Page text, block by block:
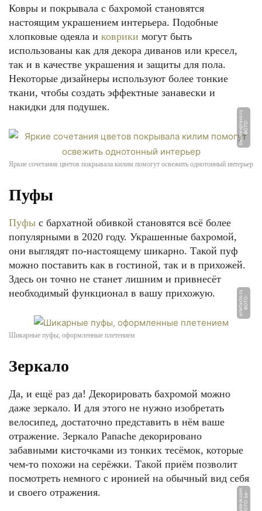
Ковры и покрывала с бахромой становятся
настоящим украшением интерьера. Подобные
хлопковые одеяла и коврики могут быть
использованы как для декора диванов или кресел,
так и в качестве украшения и защиты для пола.
Некоторые дизайнеры используют более тонкие
ткани, чтобы создать эффектные занавески и
накидки для подушек.
Ф
О
Т
О:
b
a
b
ki
e
x
p
r
e
s
s.
r
u
Яркие сочетания цветов покрывала килим помогут освежить однотонный интерьер
Пуфы
Пуфы с бархатной обивкой становятся всё более
популярными в 2020 году. Украшенные бахромой,
они выглядят по-настоящему шикарно. Такой пуф
можно поставить как в гостиной, так и в прихожей.
Здесь он точно не станет лишним и привнесёт
необходимый функционал в вашу прихожую.
Ф
О
Т
О:
a
r
t
e
f
a
c
t
o.
r
u
Шикарные пуфы, оформленные плетением
Зеркало
Да, и ещё раз да! Декорировать бахромой можно
даже зеркало. И для этого не нужно изобретать
велосипед, достаточно представить в нём ваше
отражение. Зеркало Panache декорировано
забавными кисточками из тонких тесёмок, которые
чем-то похожи на серёжки. Такой приём позволит
посмотреть немного с иронией на обычный вид себя
и своего отражения.
Ф
О
Т
О:
b
e
-
m
y
d
e
s
k.
c
o
m